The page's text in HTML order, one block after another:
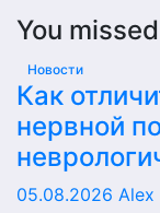
You missed
Новости
Как
нервной
05.08.2026 Alex